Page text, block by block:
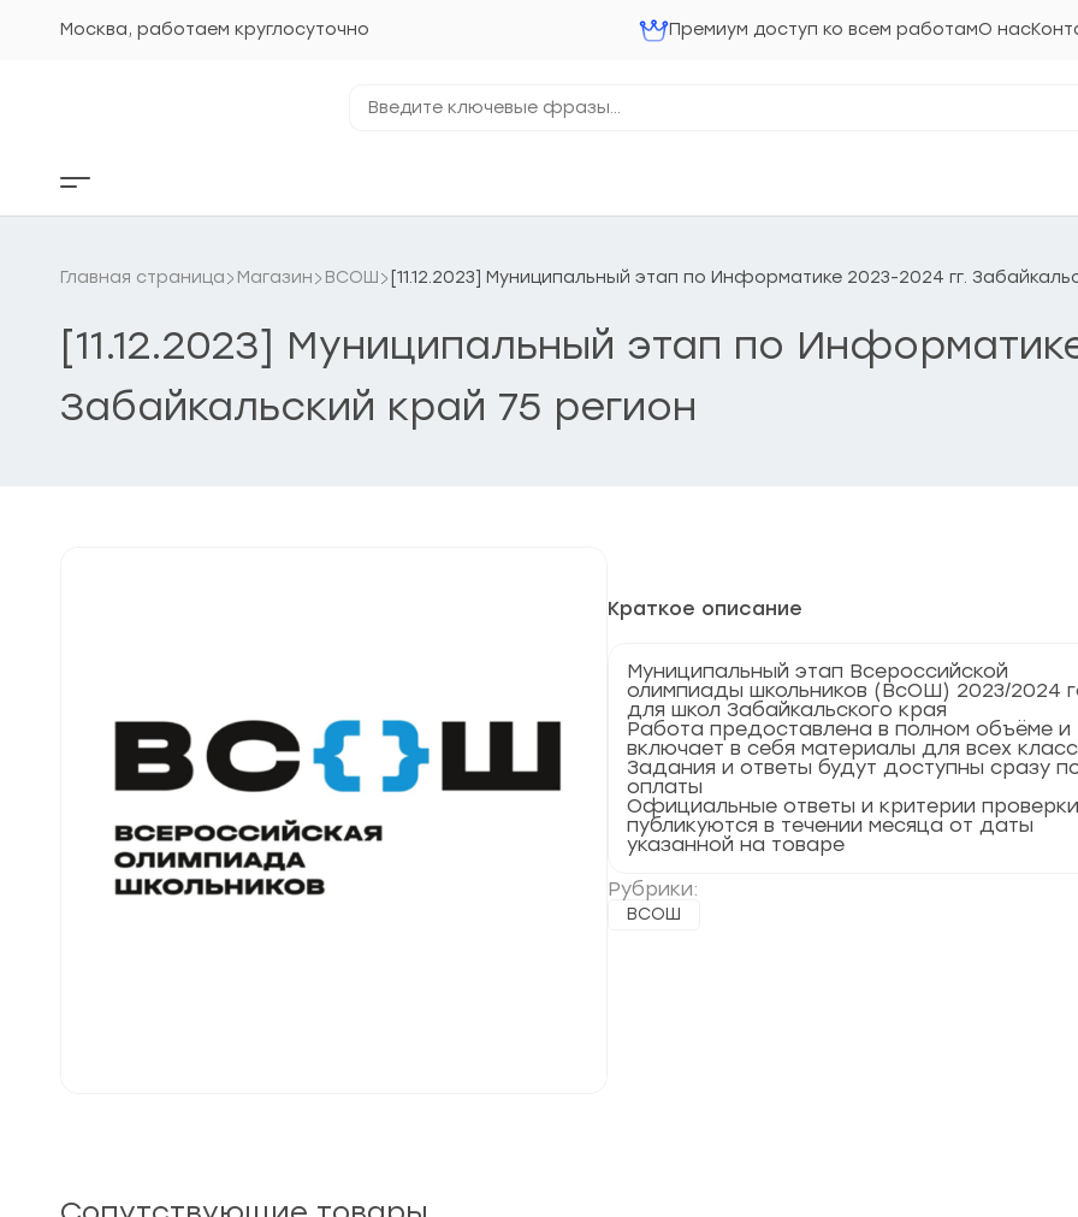
Москва, работаем круглосуточно Премиум доступ ко всем работамО нас
ключевые
Кнопка
бокового
Главная страница Магазин ВСОШ [11.12.2023] Муниципальный этап по Информатике 2023-2024 гг.
[11.12.2023] Муниципальный этап по
Забайкальский край 75 регион
Краткое описание
Муниципальный этап Всероссийской
олимпиады школьников (ВсОШ) 2023/2024
для школ Забайкальского края
Работа предоставлена в полном объёме и
включает в себя материалы для всех
Задания и ответы будут доступны сразу
оплаты
Официальные ответы и критерии проверки
публикуются в течении месяца от даты
указанной на товаре
Рубрики:
ВСОШ